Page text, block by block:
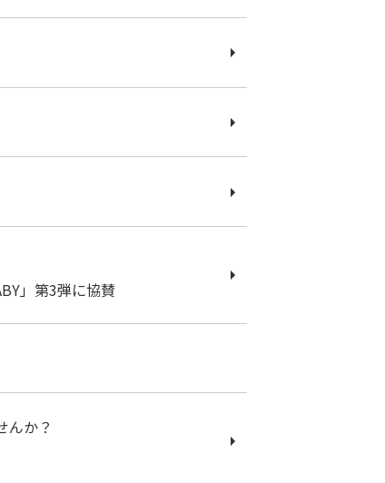
」第3弾に協賛
んか？